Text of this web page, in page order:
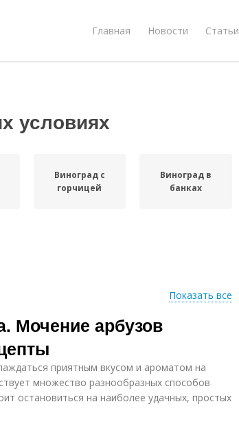
Главная Новости Статьи
условиях
Виноград с
горчицей
Виноград в
банках
Показать все
Мочение арбузов
приятным вкусом и ароматом на
множество разнообразных способов
остановиться на наиболее удачных, простых